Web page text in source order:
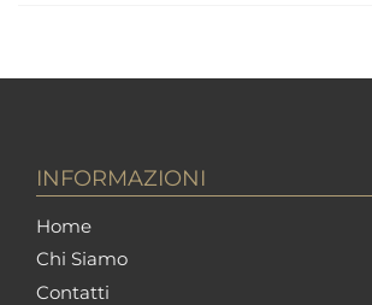
INFORMAZIONI
Home
Chi Siamo
Contatti